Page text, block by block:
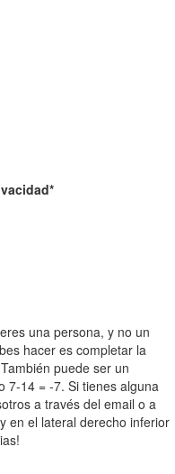
*
una persona, y no un
hacer es completar la
puede ser un
7-14 = -7. Si tienes alguna
a través del email o a
en el lateral derecho inferior